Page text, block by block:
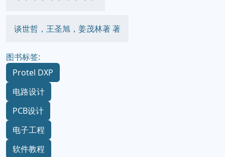
谈世哲，王圣旭，姜茂林著 著
图书标签:
Protel DXP
电路设计
PCB设计
电子工程
软件教程